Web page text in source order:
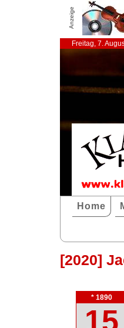
Anzeige
Freitag, 7.
Home
[2020]
* 1890
15